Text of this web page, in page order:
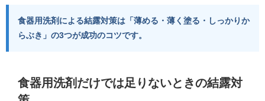
食器用洗剤による結露対策は「薄める・薄く塗る・しっかりか
らぶき」の3つが成功のコツです。
食器用洗剤だけでは足りないときの結露対